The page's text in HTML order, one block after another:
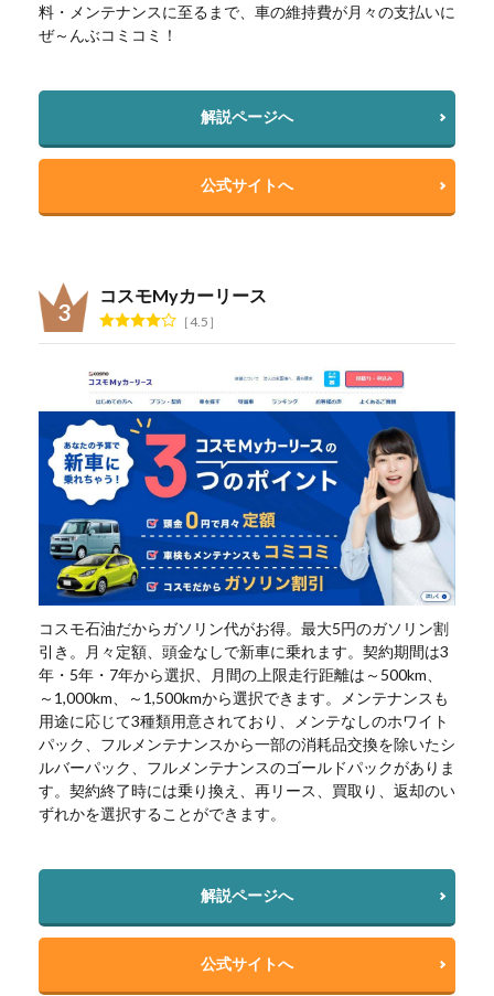
料・メンテナンスに至るまで、車の維持費が月々の支払いに
ぜ～んぶコミコミ！
解説ページへ
公式サイトへ
コスモMyカーリース
4.5
コスモ石油だからガソリン代がお得。最大5円のガソリン割
引き。月々定額、頭金なしで新車に乗れます。契約期間は3
年・5年・7年から選択、月間の上限走行距離は～500km、
～1,000km、～1,500kmから選択できます。メンテナンスも
用途に応じて3種類用意されており、メンテなしのホワイト
パック、フルメンテナンスから一部の消耗品交換を除いたシ
ルバーパック、フルメンテナンスのゴールドパックがありま
す。契約終了時には乗り換え、再リース、買取り、返却のい
ずれかを選択することができます。
解説ページへ
公式サイトへ